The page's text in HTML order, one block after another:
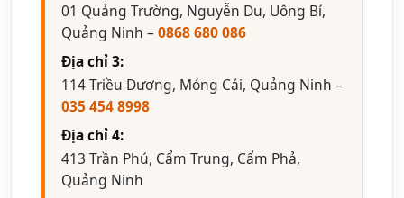
01 Quảng Trường, Nguyễn Du, Uông Bí,
Quảng Ninh –0868 680 086
Địa chỉ 3:
114 Triều Dương, Móng Cái, Quảng Ninh –
035 454 8998
Địa chỉ 4:
413 Trần Phú, Cẩm Trung, Cẩm Phả,
Quảng Ninh